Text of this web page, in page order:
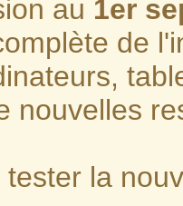
au 1er
de
nouvelles
tester la